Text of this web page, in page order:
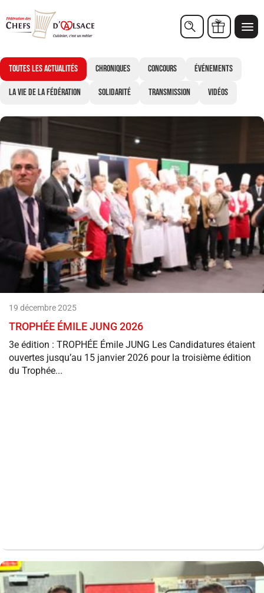
AUDREY
Toutes les actualités Chroniques Concours Événements
La vie de la Fédération Solidarité Transmission Vidéos
19 décembre 2025
TROPHÉE ÉMILE JUNG 2026
3e édition : TROPHÉE Émile JUNG Les Candidatures étaient
ouvertes jusqu’au 15 janvier 2026 pour la troisième édition
du Trophée...